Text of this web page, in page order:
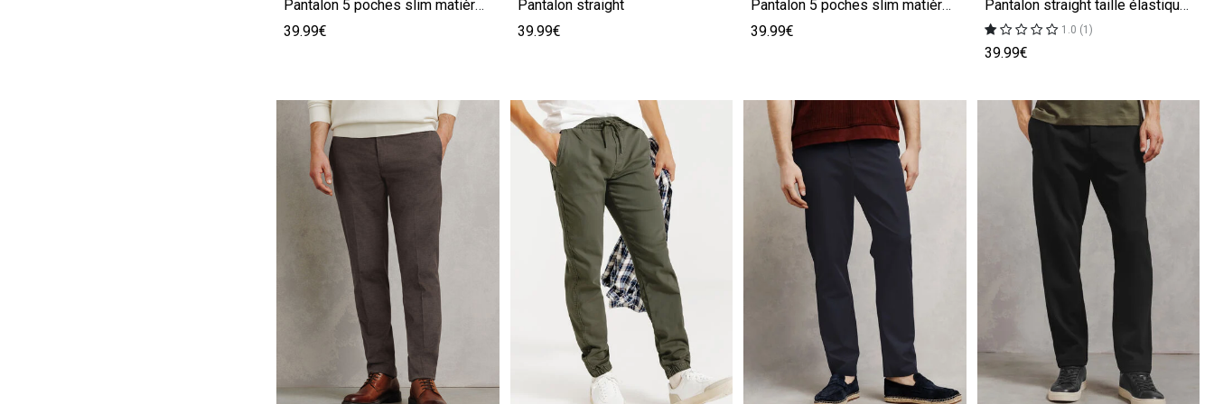
Pantalon 5 poches slim matière bi-stretch
39.99€
Pantalon straight
39.99€
Pantalon 5 poches slim matière bi-stretch
39.99€
Pantalon straight taille élastiquée
1.0 (1)
39.99€